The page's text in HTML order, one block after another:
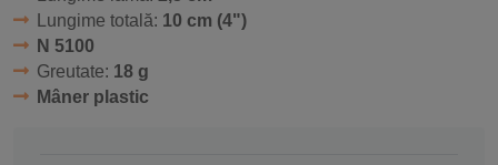
Lungime totală: 10 cm (4")
N 5100
Greutate: 18 g
Mâner plastic